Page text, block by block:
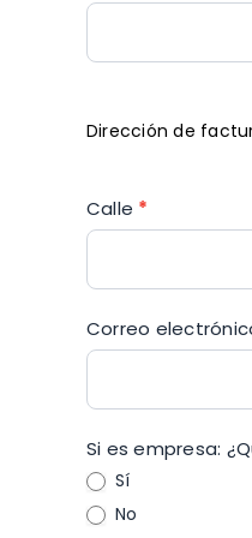
Dirección de
Calle *
Correo
Si es empresa:
Sí
No